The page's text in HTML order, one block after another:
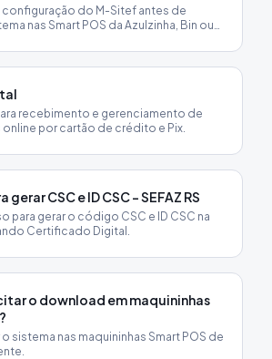
configuração do M-Sitef antes de
nas Smart POS da Azulzinha, Bin ou
recebimento e gerenciamento de
por cartão de crédito e Pix.
gerar CSC e ID CSC - SEFAZ RS
para gerar o código CSC e ID CSC na
Certificado Digital.
o download em maquininhas
sistema nas maquininhas Smart POS de